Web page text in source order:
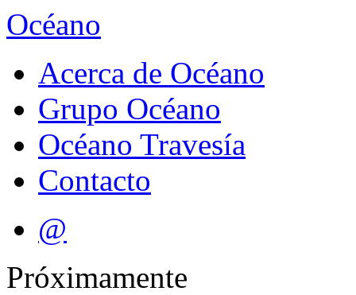
Océano
Acerca de Océano
Grupo Océano
Océano Travesía
Contacto
@
Próximamente